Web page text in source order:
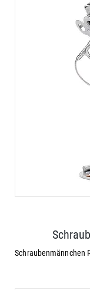
Schraubenmännchen